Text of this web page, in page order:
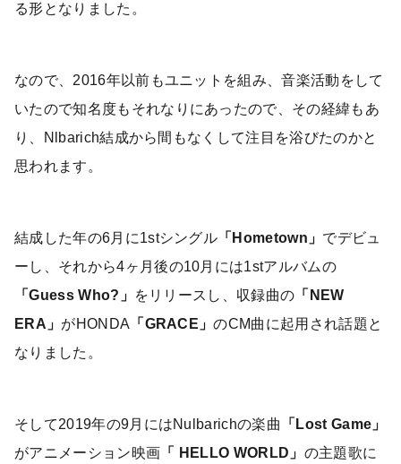
る形となりました。
なので、2016年以前もユニットを組み、音楽活動をして
いたので知名度もそれなりにあったので、その経緯もあ
り、Nlbarich結成から間もなくして注目を浴びたのかと
思われます。
結成した年の6月に1stシングル 「Hometown」 でデビュ
ーし、それから4ヶ月後の10月には1stアルバムの
「Guess Who?」 をリリースし、収録曲の 「NEW
ERA」 がHONDA 「GRACE」のCM曲に起用され話題と
なりました。
そして2019年の9月にはNulbarichの楽曲
「Lost Game」
がアニメーション映画 「 HELLO WORLD」 の主題歌に